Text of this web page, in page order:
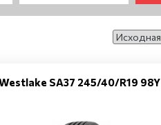
SA37 245/40/R19 98Y